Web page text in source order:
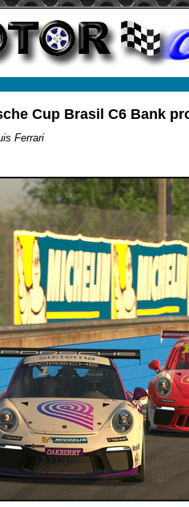
Cup Brasil C6 Bank
Ferrari